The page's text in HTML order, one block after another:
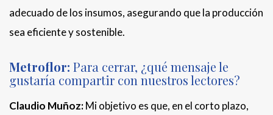
adecuado de los insumos, asegurando que la producción
sea eficiente y sostenible.
Metroflor: Para cerrar, ¿qué mensaje le
gustaría compartir con nuestros lectores?
Claudio Muñoz:Mi objetivo es que, en el corto plazo,